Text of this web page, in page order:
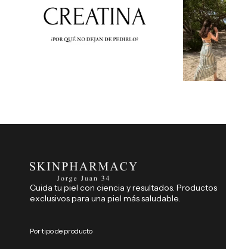
Cuida tu piel con ciencia y resultados. Productos
exclusivos para una piel más saludable.
Por tipo de producto